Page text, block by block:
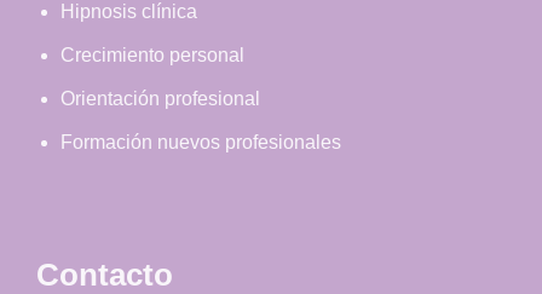
Hipnosis clínica
Crecimiento personal
Orientación profesional
Formación nuevos profesionales
Contacto